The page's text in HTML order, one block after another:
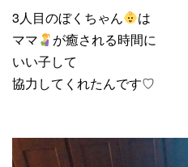
3人目のぼくちゃん
は
ママ
が癒される時間に
いい子して
協力してくれたんです♡